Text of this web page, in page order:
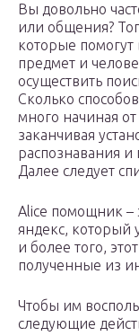
Вы довольно
или общения?
которые
предмет и
осуществить
Сколько
много начиная
заканчивая
распознавания
Далее следует
Alice помощник –
яндекс, который
и более того,
полученные из
Чтобы им
следующие